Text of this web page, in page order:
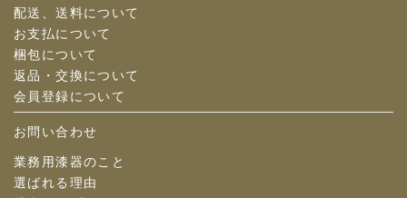
配送、送料について
お支払について
梱包について
返品・交換について
会員登録について
お問い合わせ
業務用漆器のこと
選ばれる理由